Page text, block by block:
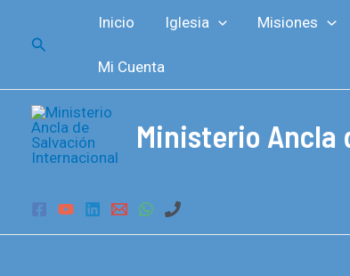
Buscar
Inicio Iglesia Misiones
Mi Cuenta
Ministerio Ancla